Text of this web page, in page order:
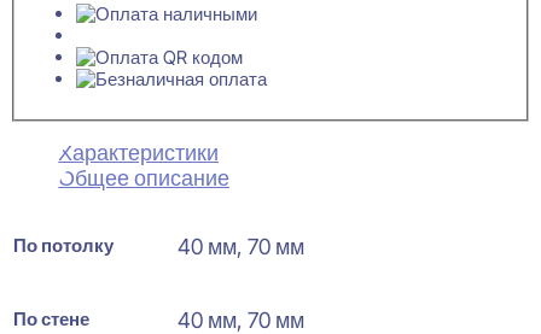
Характеристики
Общее описание
По потолку 40 мм, 70 мм
По стене 40 мм, 70 мм